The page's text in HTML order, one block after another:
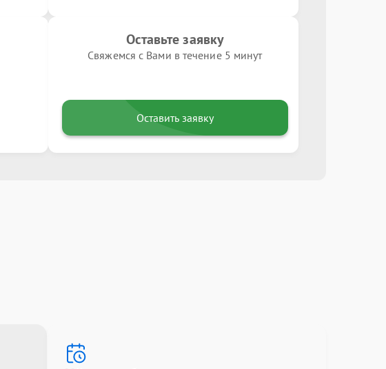
Оставьте заявку
Свяжемся с Вами в течение 5 минут
Оставить заявку